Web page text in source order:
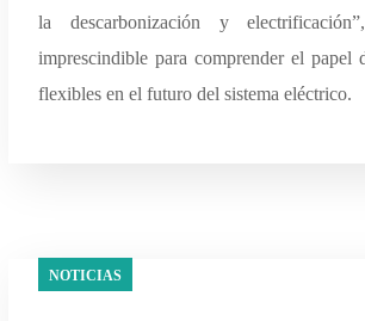
la descarbonización y
imprescindible para comprender el papel
flexibles en el futuro del sistema eléctrico.
NOTICIAS